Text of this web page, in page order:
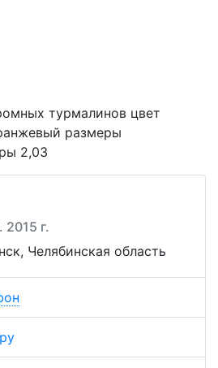
турмалинов цвет
размеры
2,03
2015 г.
Челябинская область